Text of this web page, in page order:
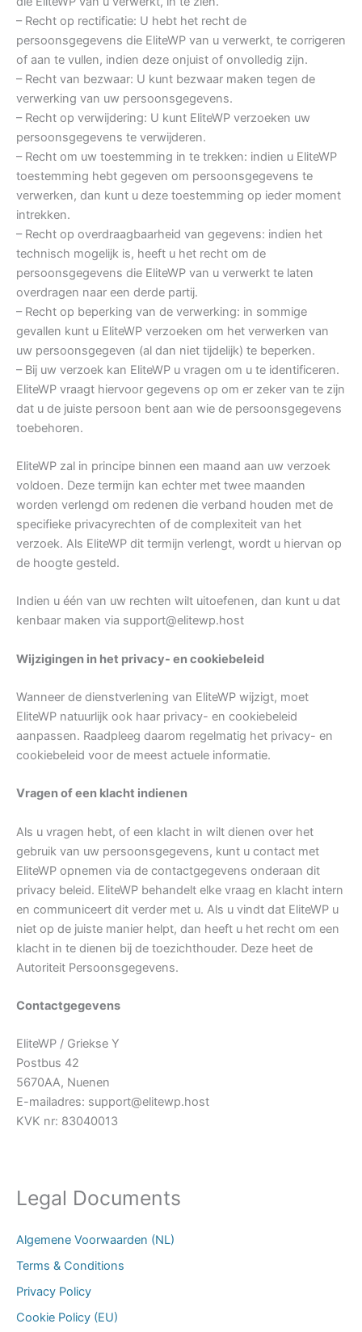
– Recht op rectificatie: U hebt het recht de
persoonsgegevens die EliteWP van u verwerkt, te corrigeren
of aan te vullen, indien deze onjuist of onvolledig zijn.
– Recht van bezwaar: U kunt bezwaar maken tegen de
verwerking van uw persoonsgegevens.
– Recht op verwijdering: U kunt EliteWP verzoeken uw
persoonsgegevens te verwijderen.
– Recht om uw toestemming in te trekken: indien u EliteWP
toestemming hebt gegeven om persoonsgegevens te
verwerken, dan kunt u deze toestemming op ieder moment
intrekken.
– Recht op overdraagbaarheid van gegevens: indien het
technisch mogelijk is, heeft u het recht om de
persoonsgegevens die EliteWP van u verwerkt te laten
overdragen naar een derde partij.
– Recht op beperking van de verwerking: in sommige
gevallen kunt u EliteWP verzoeken om het verwerken van
uw persoonsgegeven (al dan niet tijdelijk) te beperken.
– Bij uw verzoek kan EliteWP u vragen om u te identificeren.
EliteWP vraagt hiervoor gegevens op om er zeker van te zijn
dat u de juiste persoon bent aan wie de persoonsgegevens
toebehoren.
EliteWP zal in principe binnen een maand aan uw verzoek
voldoen. Deze termijn kan echter met twee maanden
worden verlengd om redenen die verband houden met de
specifieke privacyrechten of de complexiteit van het
verzoek. Als EliteWP dit termijn verlengt, wordt u hiervan op
de hoogte gesteld.
Indien u één van uw rechten wilt uitoefenen, dan kunt u dat
kenbaar maken via support@elitewp.host
Wijzigingen in het privacy- en cookiebeleid
Wanneer de dienstverlening van EliteWP wijzigt, moet
EliteWP natuurlijk ook haar privacy- en cookiebeleid
aanpassen. Raadpleeg daarom regelmatig het privacy- en
cookiebeleid voor de meest actuele informatie.
Vragen of een klacht indienen
Als u vragen hebt, of een klacht in wilt dienen over het
gebruik van uw persoonsgegevens, kunt u contact met
EliteWP opnemen via de contactgegevens onderaan dit
privacy beleid. EliteWP behandelt elke vraag en klacht intern
en communiceert dit verder met u. Als u vindt dat EliteWP u
niet op de juiste manier helpt, dan heeft u het recht om een
klacht in te dienen bij de toezichthouder. Deze heet de
Autoriteit Persoonsgegevens.
Contactgegevens
EliteWP / Griekse Y
Postbus 42
5670AA, Nuenen
E-mailadres: support@elitewp.host
KVK nr: 83040013
Legal Documents
Algemene Voorwaarden (NL)
Terms & Conditions
Privacy Policy
Cookie Policy (EU)